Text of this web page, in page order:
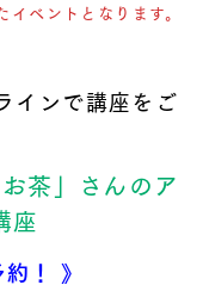
ベントとなります。
インで講座をご
お茶」さんのア
座
！ 》